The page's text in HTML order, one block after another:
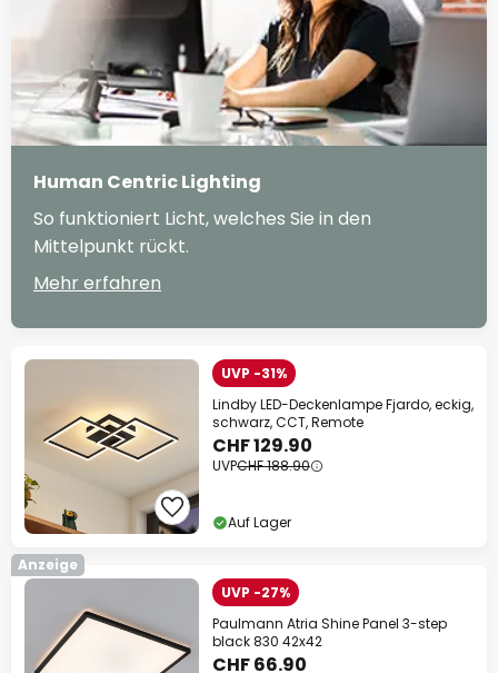
Human Centric Lighting
So funktioniert Licht, welches Sie in den
Mittelpunkt rückt.
Mehr erfahren
UVP -31%
Lindby LED-Deckenlampe Fjardo, eckig,
schwarz, CCT, Remote
CHF 129.90
UVPCHF 188.90
Auf Lager
Anzeige
UVP -27%
Paulmann Atria Shine Panel 3-step
black 830 42x42
CHF 66.90